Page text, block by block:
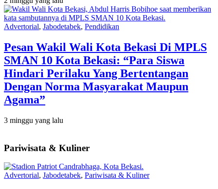
Advertorial, Jabodetabek, Pendidikan
Pesan Wakil Wali Kota Bekasi Di MPLS
SMAN 10 Kota Bekasi: “Para Siswa
Hindari Perilaku Yang Bertentangan
Dengan Norma Masyarakat Maupun
Agama”
3 minggu yang lalu
Pariwisata & Kuliner
Advertorial, Jabodetabek, Pariwisata & Kuliner